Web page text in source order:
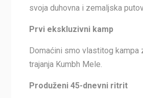
svoja duhovna i zemaljska
Prvi ekskluzivni kamp
Domaćini smo vlastitog kampa
trajanja Kumbh Mele.
Produženi 45-dnevni ritrit